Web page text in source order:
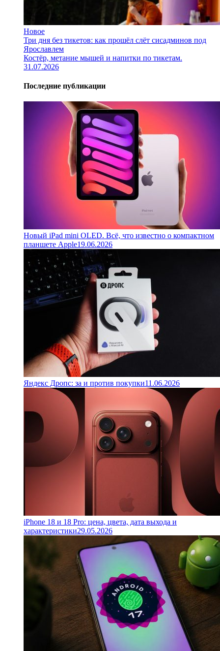
Новое
Три дня без тикетов: как прошёл слёт сисадминов под
Ярославлем
Костёр, метание мышей и напитки по тикетам.
31.07.2026
Последние публикации
Новый iPad mini OLED. Всё, что известно о компактном
планшете Apple19.06.2026
Яндекс Дропс: за и против покупки11.06.2026
iPhone 18 и 18 Pro: цена, цвета, дата выхода и
характеристики29.05.2026